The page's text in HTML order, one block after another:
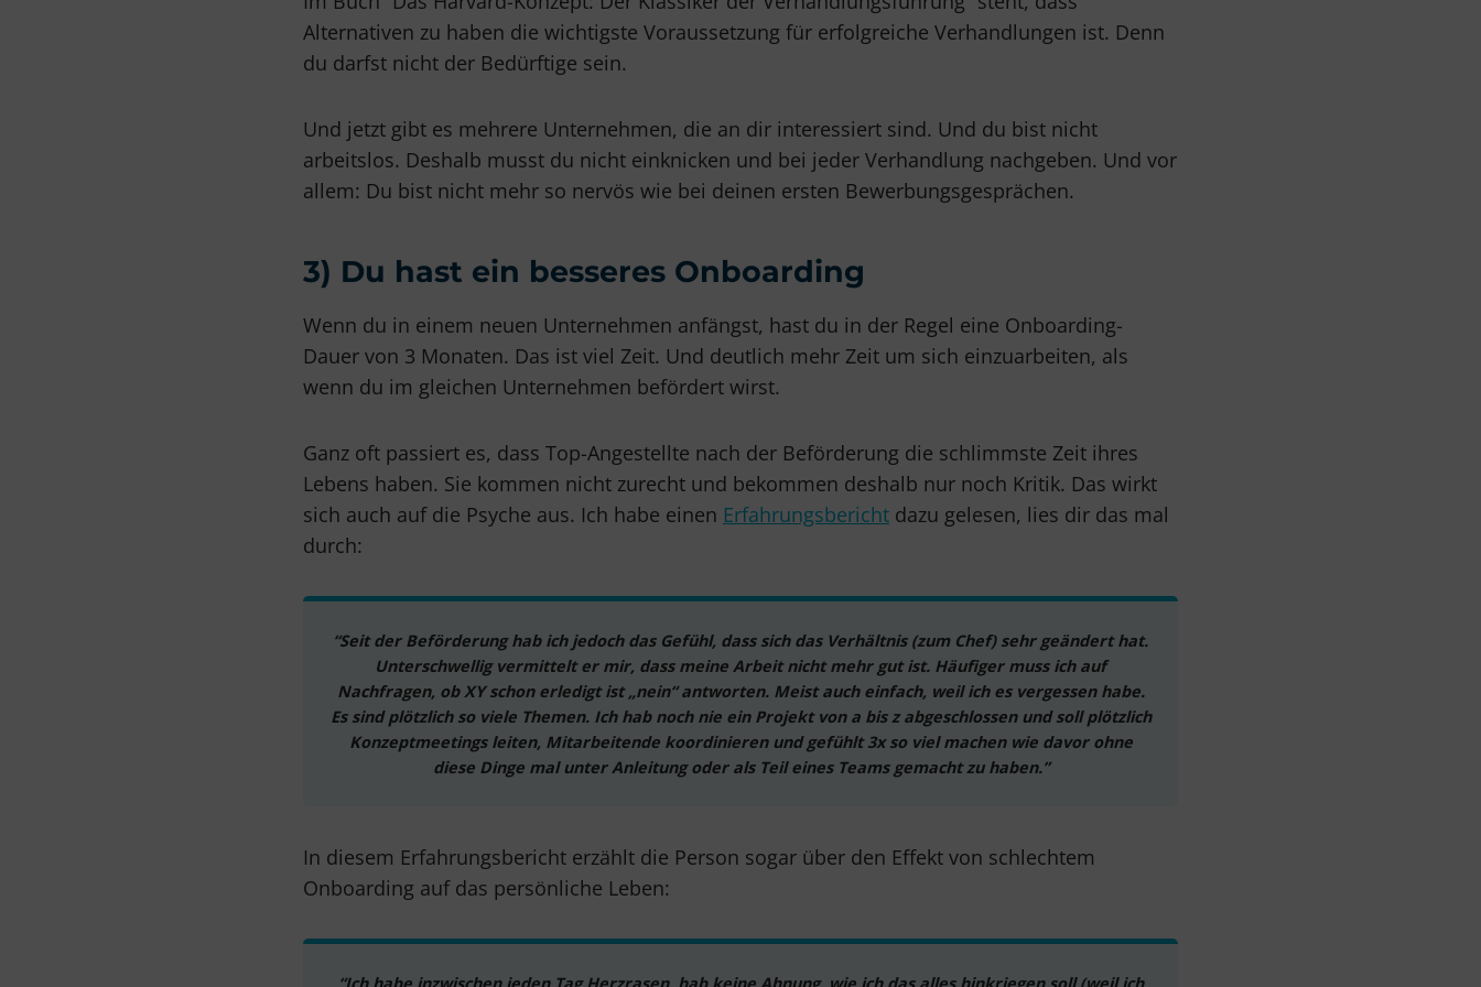
Alternativen zu haben die wichtigste Voraussetzung für erfolgreiche Verhandlungen ist. Denn
du darfst nicht der Bedürftige sein.
Und jetzt gibt es mehrere Unternehmen, die an dir interessiert sind. Und du bist nicht
arbeitslos. Deshalb musst du nicht einknicken und bei jeder Verhandlung nachgeben. Und vor
allem: Du bist nicht mehr so nervös wie bei deinen ersten Bewerbungsgesprächen.
3) Du hast ein besseres Onboarding
Wenn du in einem neuen Unternehmen anfängst, hast du in der Regel eine Onboarding-
Dauer von 3 Monaten. Das ist viel Zeit. Und deutlich mehr Zeit um sich einzuarbeiten, als
wenn du im gleichen Unternehmen befördert wirst.
Ganz oft passiert es, dass Top-Angestellte nach der Beförderung die schlimmste Zeit ihres
Lebens haben. Sie kommen nicht zurecht und bekommen deshalb nur noch Kritik. Das wirkt
sich auch auf die Psyche aus. Ich habe einen Erfahrungsbericht dazu gelesen, lies dir das mal
durch:
“Seit der Beförderung hab ich jedoch das Gefühl, dass sich das Verhältnis (zum Chef) sehr geändert hat.
Unterschwellig vermittelt er mir, dass meine Arbeit nicht mehr gut ist. Häufiger muss ich auf
Nachfragen, ob XY schon erledigt ist „nein“ antworten. Meist auch einfach, weil ich es vergessen habe.
Es sind plötzlich so viele Themen. Ich hab noch nie ein Projekt von a bis z abgeschlossen und soll plötzlich
Konzeptmeetings leiten, Mitarbeitende koordinieren und gefühlt 3x so viel machen wie davor ohne
diese Dinge mal unter Anleitung oder als Teil eines Teams gemacht zu haben.”
In diesem Erfahrungsbericht erzählt die Person sogar über den Effekt von schlechtem
Onboarding auf das persönliche Leben: